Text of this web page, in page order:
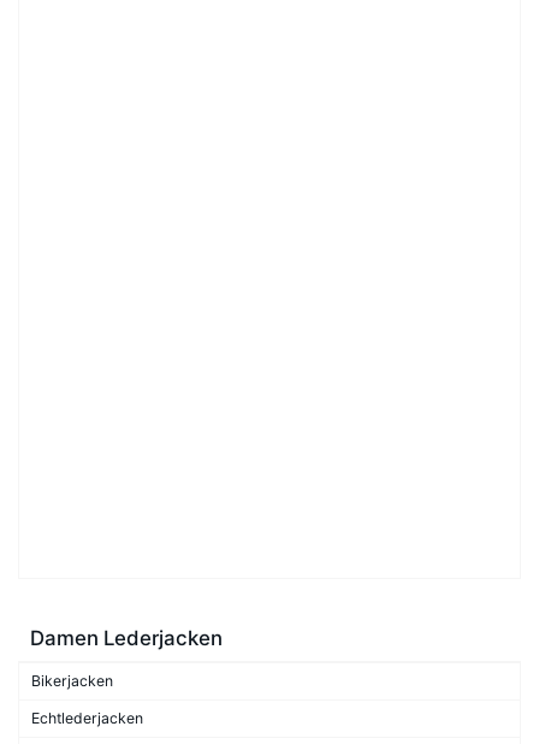
Damen Lederjacken
Bikerjacken
Echtlederjacken